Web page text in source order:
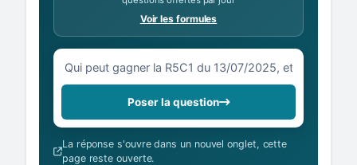
Voir les formules
Votre question sur la R5C1 du 13/07/2025
Poser la question
La réponse s'ouvre dans un nouvel onglet, cette
page reste ouverte.